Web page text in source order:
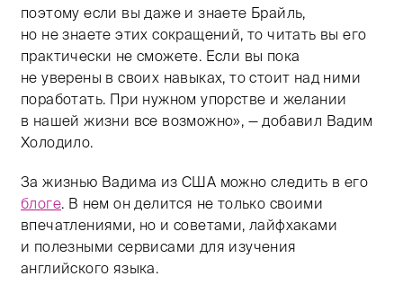
поэтому если вы даже и знаете Брайль,
но не знаете этих сокращений, то читать вы его
практически не сможете. Если вы пока
не уверены в своих навыках, то стоит над ними
поработать. При нужном упорстве и желании
в нашей жизни все возможно», — добавил Вадим
Холодило.
За жизнью Вадима из США можно следить в его
блоге. В нем он делится не только своими
впечатлениями, но и советами, лайфхаками
и полезными сервисами для изучения
английского языка.